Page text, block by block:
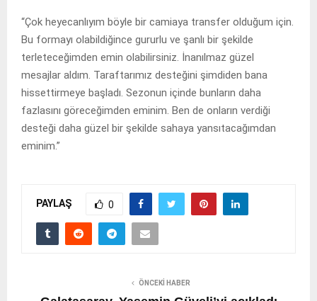
“Çok heyecanlıyım böyle bir camiaya transfer olduğum için.
Bu formayı olabildiğince gururlu ve şanlı bir şekilde
terleteceğimden emin olabilirsiniz. İnanılmaz güzel
mesajlar aldım. Taraftarımız desteğini şimdiden bana
hissettirmeye başladı. Sezonun içinde bunların daha
fazlasını göreceğimden eminim. Ben de onların verdiği
desteği daha güzel bir şekilde sahaya yansıtacağımdan
eminim.”
PAYLAŞ 0
ÖNCEKI HABER